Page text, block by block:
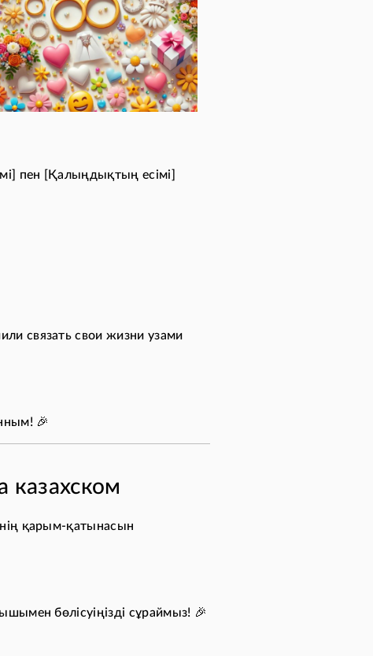
пен [Қалыңдықтың есімі]
связать свои жизни узами
🎉
қарым-қатынасын
бөлісуіңізді сұраймыз! 🎉